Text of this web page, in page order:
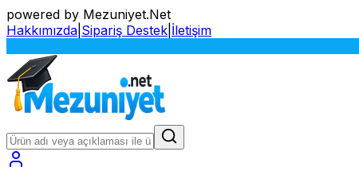
powered by Mezuniyet.Net
Hakkımızda Sipariş Destek İletişim